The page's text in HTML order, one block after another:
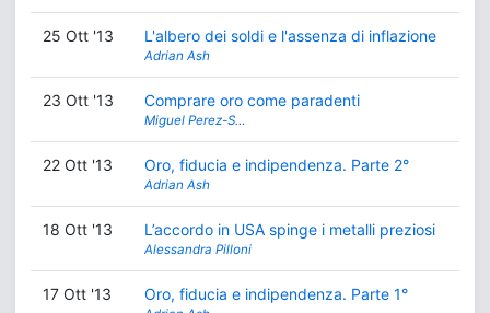
25 Ott '13 L'albero dei soldi e l'assenza di inflazione
Adrian Ash
23 Ott '13 Comprare oro come paradenti
Miguel Perez-S…
22 Ott '13 Oro, fiducia e indipendenza. Parte 2°
Adrian Ash
18 Ott '13 L’accordo in USA spinge i metalli preziosi
Alessandra Pilloni
17 Ott '13 Oro, fiducia e indipendenza. Parte 1°